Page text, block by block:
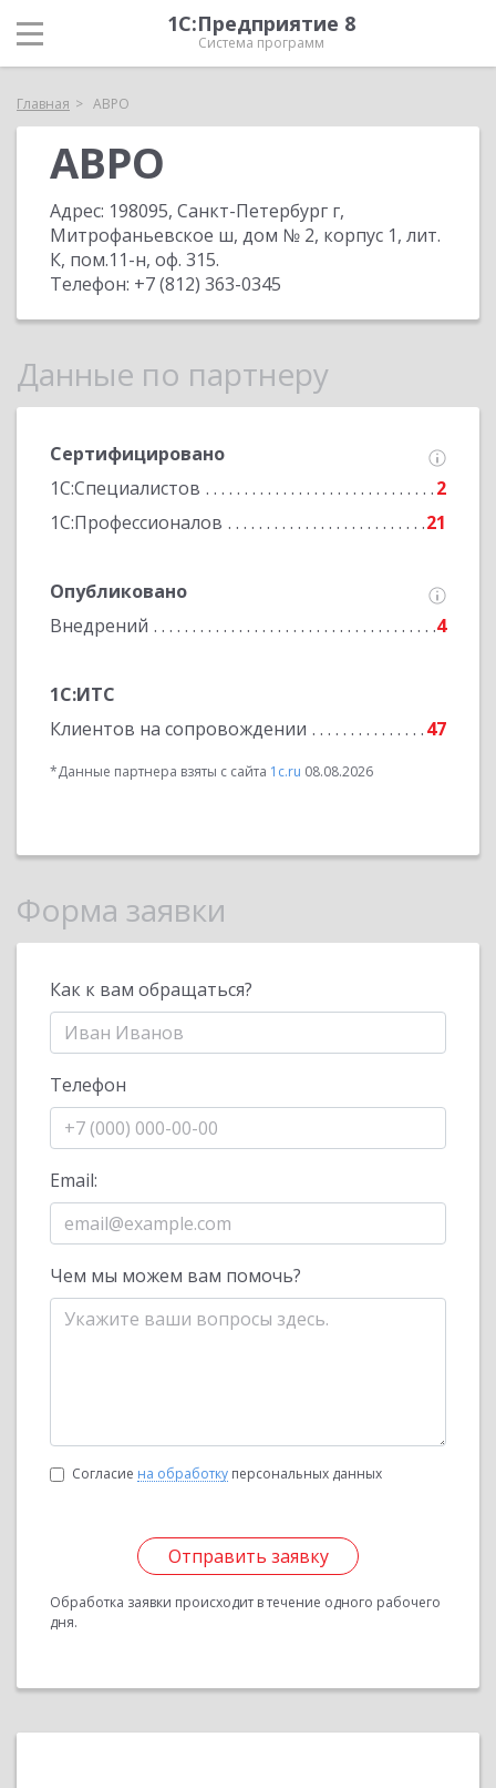
1С:Предприятие 8
Система программ
Главная АВРО
АВРО
Адрес: 198095, Санкт-Петербург г,
Митрофаньевское ш, дом № 2, корпус 1, лит.
К, пом.11-н, оф. 315.
Телефон: +7 (812) 363-0345
Данные по партнеру
Сертифицировано
1С:Специалистов
2
1С:Профессионалов
21
Опубликовано
Внедрений
4
1С:ИТС
Клиентов на сопровождении
47
*Данные партнера взяты с сайта 1c.ru 08.08.2026
Форма заявки
Как к вам обращаться?
Телефон
Email:
Чем мы можем вам помочь?
Согласие на обработку персональных данных
Отправить заявку
Обработка заявки происходит в течение одного рабочего
дня.